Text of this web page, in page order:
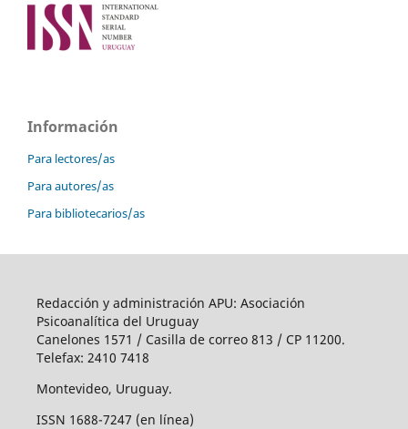
Información
Para lectores/as
Para autores/as
Para bibliotecarios/as
Redacción y administración APU: Asociación
Psicoanalítica del Uruguay
Canelones 1571 / Casilla de correo 813 / CP 11200.
Telefax: 2410 7418
Montevideo, Uruguay.
ISSN 1688-7247 (en línea)